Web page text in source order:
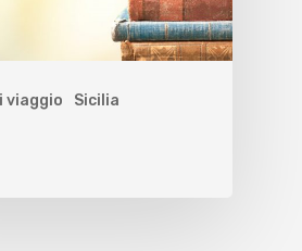
viaggio Sicilia